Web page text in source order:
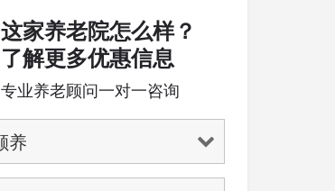
这家养老院怎么样？
了解更多优惠信息
专业养老顾问一对一咨询